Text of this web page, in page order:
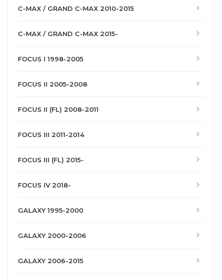
C-MAX / GRAND C-MAX 2010-2015
C-MAX / GRAND C-MAX 2015-
FOCUS I 1998-2005
FOCUS II 2005-2008
FOCUS II (FL) 2008-2011
FOCUS III 2011-2014
FOCUS III (FL) 2015-
FOCUS IV 2018-
GALAXY 1995-2000
GALAXY 2000-2006
GALAXY 2006-2015